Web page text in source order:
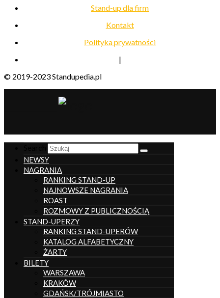
Stand-up dla firm
Kontakt
Polityka prywatności
|
© 2019-2023 Standupedia.pl
NEWSY
NAGRANIA
RANKING STAND-UP
NAJNOWSZE NAGRANIA
ROAST
ROZMOWY Z PUBLICZNOŚCIĄ
STAND-UPERZY
RANKING STAND-UPERÓW
KATALOG ALFABETYCZNY
ŻARTY
BILETY
WARSZAWA
KRAKÓW
GDAŃSK/TRÓJMIASTO